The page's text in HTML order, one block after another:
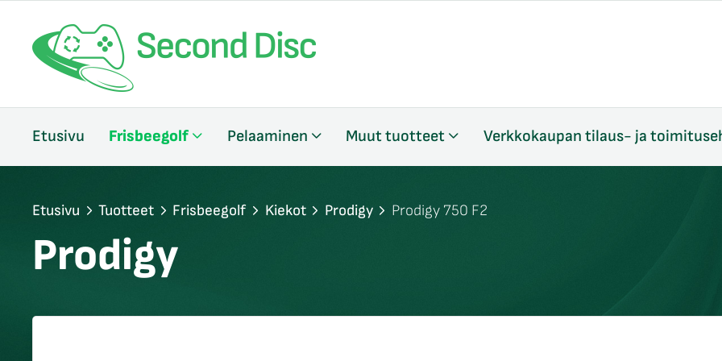
Etusivu Frisbeegolf Pelaaminen Muut tuotteet Verkkokaupan tilaus- ja
Etusivu Tuotteet Frisbeegolf Kiekot Prodigy Prodigy 750 F2
Prodigy
sulje
sulje
sulje